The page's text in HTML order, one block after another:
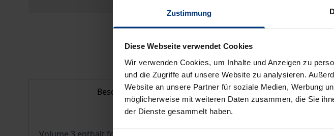
Zustimmung
Diese Webseite verwendet Cookies
Wir verwenden Cookies, um Inhalte und Anzeigen zu
und die Zugriffe auf unsere Website zu analysieren.
Website an unsere Partner für soziale Medien, Werbung
möglicherweise mit weiteren Daten zusammen, die Sie
der Dienste gesammelt haben.
Beschreibung